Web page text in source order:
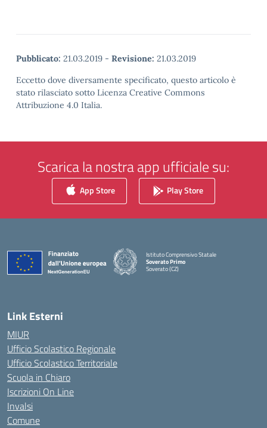
Pubblicato: 21.03.2019 - Revisione: 21.03.2019
Eccetto dove diversamente specificato, questo articolo è
stato rilasciato sotto Licenza Creative Commons
Attribuzione 4.0 Italia.
Scarica la nostra app ufficiale su:
App Store Play Store
Istituto Comprensivo Statale
Soverato Primo
Soverato (CZ)
Link Esterni
MIUR
Ufficio Scolastico Regionale
Ufficio Scolastico Territoriale
Scuola in Chiaro
Iscrizioni On Line
Invalsi
Comune